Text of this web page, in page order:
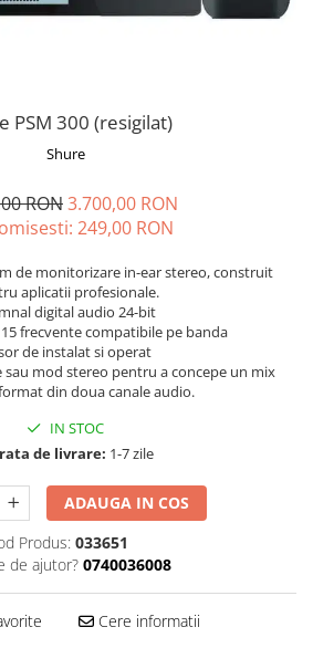
headset
iOS /
si
PSM 300 (resigilat)
Shure
RON3.700,00 RON
249,00 RON
de monitorizare in-ear stereo, construit
aplicatii profesionale.
digital audio 24-bit
frecvente compatibile pe banda
de instalat si operat
mod stereo pentru a concepe un mix
din doua canale audio.
IN STOC
de livrare: 1-7 zile
ADAUGA IN COS
Produs: 033651
de ajutor? 0740036008
Cere informatii